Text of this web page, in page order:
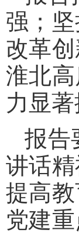
强；
改革
淮北
力显
报告
讲话
提高
党建